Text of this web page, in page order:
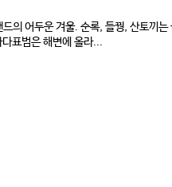
의 어두운 겨울. 순록, 들꿩, 산토끼
표범은 해변에 올라...